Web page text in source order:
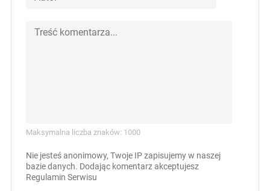
Maksymalna liczba znaków: 1000
Nie jesteś anonimowy, Twoje IP zapisujemy w naszej
bazie danych. Dodając komentarz akceptujesz
Regulamin Serwisu